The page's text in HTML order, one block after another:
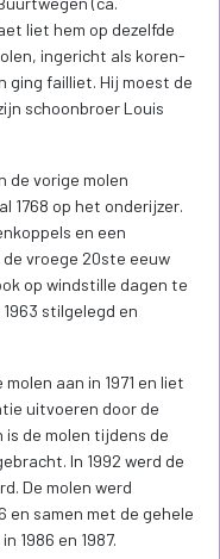
liet hem op dezelfde
ingericht als koren-
ging failliet. Hij moest de
schoonbroer Louis
de vorige molen
1768 op het onderijzer.
en een
vroege 20ste eeuw
op windstille dagen te
stilgelegd en
aan in 1971 en liet
uitvoeren door de
is de molen tijdens de
In 1992 werd de
De molen werd
en samen met de gehele
1986 en 1987.